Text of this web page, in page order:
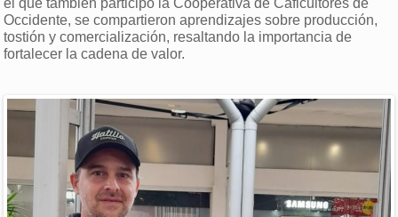
el que también participó la Cooperativa de Caficultores de
Occidente, se compartieron aprendizajes sobre producción,
tostión y comercialización, resaltando la importancia de
fortalecer la cadena de valor.